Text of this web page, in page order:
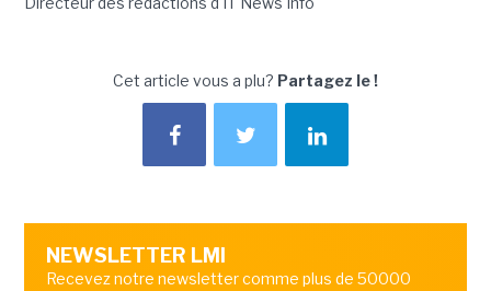
Cet article vous a plu? Partagez le !
NEWSLETTER LMI
Recevez notre newsletter comme plus de 50000